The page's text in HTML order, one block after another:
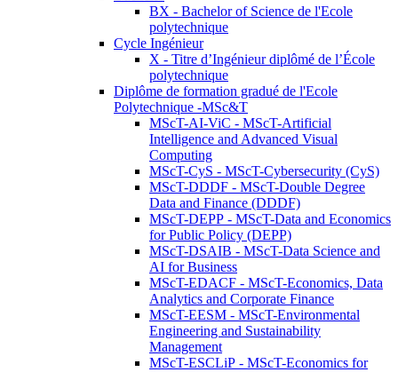
BX - Bachelor of Science de l'Ecole
polytechnique
Cycle Ingénieur
X - Titre d’Ingénieur diplômé de l’École
polytechnique
Diplôme de formation gradué de l'Ecole
Polytechnique -MSc&T
MScT-AI-ViC - MScT-Artificial
Intelligence and Advanced Visual
Computing
MScT-CyS - MScT-Cybersecurity (CyS)
MScT-DDDF - MScT-Double Degree
Data and Finance (DDDF)
MScT-DEPP - MScT-Data and Economics
for Public Policy (DEPP)
MScT-DSAIB - MScT-Data Science and
AI for Business
MScT-EDACF - MScT-Economics, Data
Analytics and Corporate Finance
MScT-EESM - MScT-Environmental
Engineering and Sustainability
Management
MScT-ESCLiP - MScT-Economics for